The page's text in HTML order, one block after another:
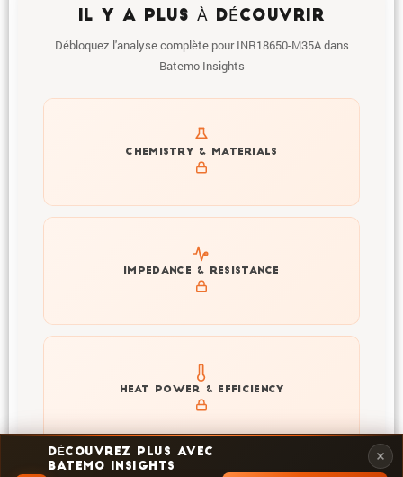
DÉCOUVREZ PLUS AVEC
BATEMO INSIGHTS
IL Y A PLUS À DÉCOUVRIR
Débloquez l'analyse complète pour INR18650-M35A dans
Batemo Insights
CHEMISTRY & MATERIALS
Get to know active materials for the INR18650-M35A
IMPEDANCE & RESISTANCE
Explore impedance spectrum and DCIR (SOC, T) of
INR18650-M35A
HEAT POWER & EFFICIENCY
Explore heat generation and cell efficiency at different
temperatures and powers of INR18650-M35A